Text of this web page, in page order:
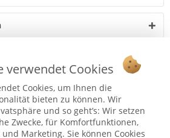
Vertrag widerrufen
€ versandkostenfrei *
verwendet Cookies
Cookies, um Ihnen die
bieten zu können. Wir
und so geht’s: Wir setzen
Zwecke, für Komfortfunktionen,
Marketing. Sie können Cookies